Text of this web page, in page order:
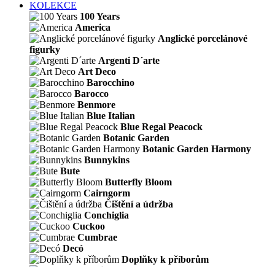
KOLEKCE
100 Years
America
Anglické porcelánové
figurky
Argenti D´arte
Art Deco
Barocchino
Barocco
Benmore
Blue Italian
Blue Regal Peacock
Botanic Garden
Botanic Garden Harmony
Bunnykins
Bute
Butterfly Bloom
Cairngorm
Čištění a údržba
Conchiglia
Cuckoo
Cumbrae
Decó
Doplňky k příborům